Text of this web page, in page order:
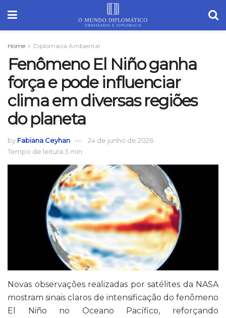
Home Diplomacia Ambiental
Fenômeno El Niño ganha
força e pode influenciar
clima em diversas regiões
do planeta
by Fabiana Ceyhan
24 de junho de 2026
Tempo de leitura:3 min
Novas observações realizadas por satélites da NASA
mostram sinais claros de intensificação do fenômeno
El Niño no Oceano Pacífico, reforçando